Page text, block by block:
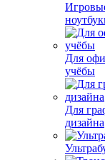
Для
учёбы
Для
дизайна